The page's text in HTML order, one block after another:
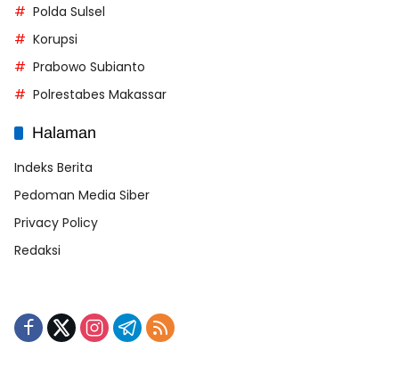
Polda Sulsel
Korupsi
Prabowo Subianto
Polrestabes Makassar
Halaman
Indeks Berita
Pedoman Media Siber
Privacy Policy
Redaksi